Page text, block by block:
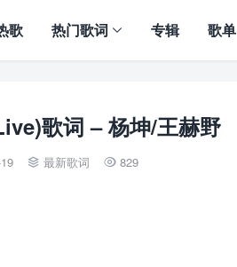
歌 热门歌词 专辑 歌单
歌词 – 杨坤/王赫野
 最新歌词  829